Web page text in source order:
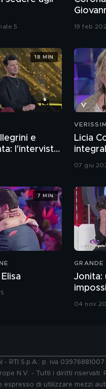
5 19 feb
e
l'intervista
18 MIN
Licia
07 giu
7 MIN
GRANDE
Jonita:
04 nov
RTI S.p.A.: p. iva
N.V. - Tutti i diritti
di utilizzare mezzi